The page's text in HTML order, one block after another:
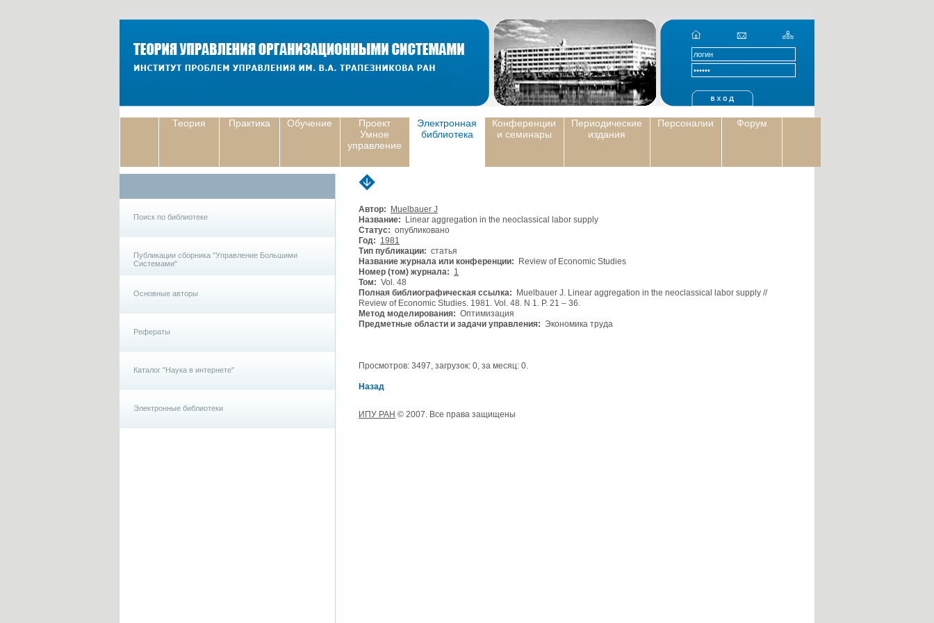
Теория Практика Обучение
Проект
Умное
управление
Электронная
библиотека
Конференции
и семинары
Периодические
издания
Персоналии Форум
Поиск по библиотеке
Публикации сборника "Управление Большими
Системами"
Основные авторы
Рефераты
Каталог "Наука в интернете"
Электронные библиотеки
Автор:
Muelbauer J
Название: Linear aggregation in the neoclassical labor supply
Статус: опубликовано
Год: 1981
Тип публикации: статья
Название журнала или конференции: Review of Economic Studies
Номер (том) журнала: 1
Том: Vol. 48
Полная библиографическая ссылка: Muelbauer J. Linear aggregation in the neoclassical labor supply //
Review of Economic Studies. 1981. Vol. 48. N 1. P. 21 – 36.
Метод моделирования: Оптимизация
Предметные области и задачи управления: Экономика труда
Просмотров: 3497, загрузок: 0, за месяц: 0.
Назад
ИПУ РАН © 2007. Все права защищены